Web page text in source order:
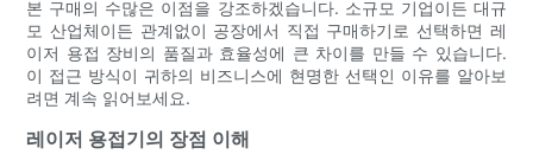
본 구매의 수많은 이점을 강조하겠습니다. 소규모 기업이든 대규
모 산업체이든 관계없이 공장에서 직접 구매하기로 선택하면 레
이저 용접 장비의 품질과 효율성에 큰 차이를 만들 수 있습니다.
이 접근 방식이 귀하의 비즈니스에 현명한 선택인 이유를 알아보
려면 계속 읽어보세요.
레이저 용접기의 장점 이해